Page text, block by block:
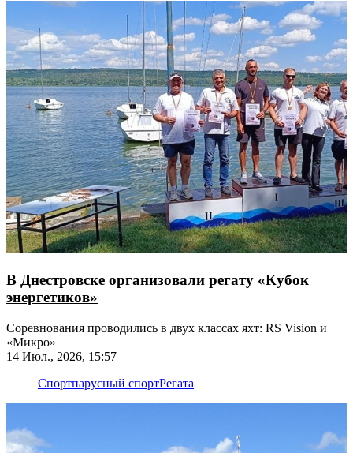
В Днестровске организовали регату «Кубок
энергетиков»
Соревнования проводились в двух классах яхт: RS Vision и
«Микро»
14 Июл., 2026, 15:57
Спортпарусный спортРегата